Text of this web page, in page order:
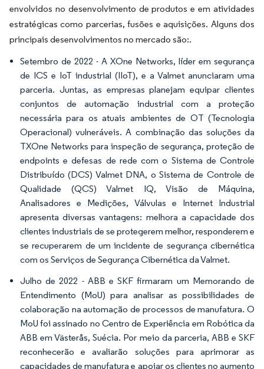
envolvidos no desenvolvimento de produtos e em atividades
estratégicas como parcerias, fusões e aquisições. Alguns dos
principais desenvolvimentos no mercado são:.
Setembro de 2022 - A XOne Networks, líder em segurança
de ICS e IoT industrial (IIoT), e a Valmet anunciaram uma
parceria. Juntas, as empresas planejam equipar clientes
conjuntos de automação industrial com a proteção
necessária para os atuais ambientes de OT (Tecnologia
Operacional) vulneráveis. A combinação das soluções da
TXOne Networks para inspeção de segurança, proteção de
endpoints e defesas de rede com o Sistema de Controle
Distribuído (DCS) Valmet DNA, o Sistema de Controle de
Qualidade (QCS) Valmet IQ, Visão de Máquina,
Analisadores e Medições, Válvulas e Internet Industrial
apresenta diversas vantagens: melhora a capacidade dos
clientes industriais de se protegerem melhor, responderem e
se recuperarem de um incidente de segurança cibernética
com os Serviços de Segurança Cibernética da Valmet.
Julho de 2022 - ABB e SKF firmaram um Memorando de
Entendimento (MoU) para analisar as possibilidades de
colaboração na automação de processos de manufatura. O
MoU foi assinado no Centro de Experiência em Robótica da
ABB em Västerås, Suécia. Por meio da parceria, ABB e SKF
reconhecerão e avaliarão soluções para aprimorar as
capacidades de manufatura e apoiar os clientes no aumento